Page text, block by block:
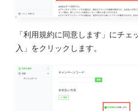
「利用規約に同意します」にチェ
入」をクリックします。